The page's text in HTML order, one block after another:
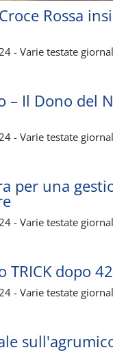
Rossa
- Varie testate
– Il Dono del
- Varie testate
per una
- Varie testate
TRICK dopo
- Varie testate